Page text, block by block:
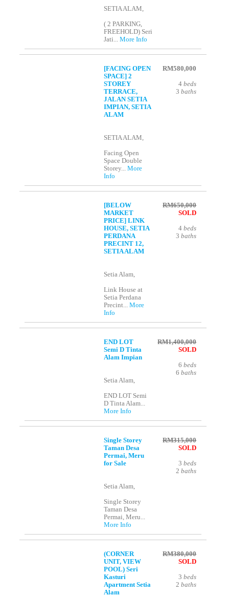
SETIA ALAM,
( 2 PARKING,
FREEHOLD) Seri
Jati...More Info
[FACING OPEN
SPACE] 2
STOREY
TERRACE,
JALAN SETIA
IMPIAN, SETIA
ALAM
SETIA ALAM,
Facing Open
Space Double
Storey...More
Info
RM580,000
4 beds
3 baths
[BELOW
MARKET
PRICE] LINK
HOUSE, SETIA
PERDANA
PRECINT 12,
SETIA ALAM
Setia Alam,
Link House at
Setia Perdana
Precint...More
Info
RM650,000
SOLD
4 beds
3 baths
END LOT
Semi D Tinta
Alam Impian
Setia Alam,
END LOT Semi
D Tinta Alam...
More Info
RM1,400,000
SOLD
6 beds
6 baths
Single Storey
Taman Desa
Permai, Meru
for Sale
Setia Alam,
Single Storey
Taman Desa
Permai, Meru...
More Info
RM315,000
SOLD
3 beds
2 baths
(CORNER
UNIT, VIEW
POOL) Seri
Kasturi
Apartment Setia
Alam
RM380,000
SOLD
3 beds
2 baths